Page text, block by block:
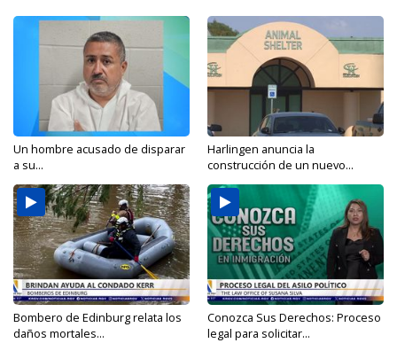
Un hombre acusado de disparar
a su...
Harlingen anuncia la
construcción de un nuevo...
Bombero de Edinburg relata los
daños mortales...
Conozca Sus Derechos: Proceso
legal para solicitar...